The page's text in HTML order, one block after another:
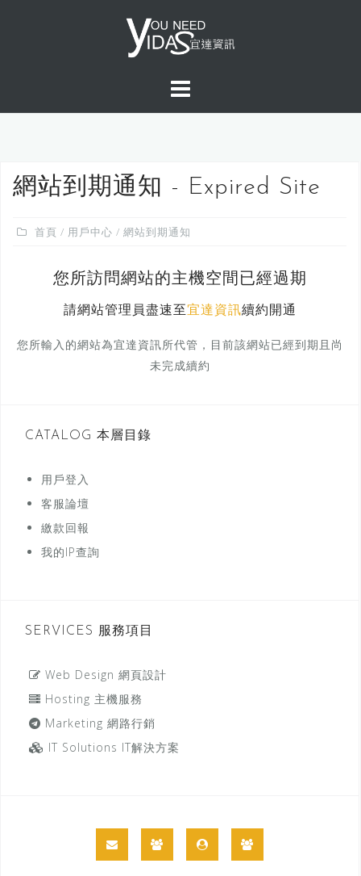
o
網站到期通知 - Expired Site
首頁 / 用戶中心 / 網站到期通知
您所訪問網站的主機空間已經過期
請網站管理員盡速至宜達資訊續約開通
您所輸入的網站為宜達資訊所代管，目前該網站已經到期且尚
未完成續約
CATALOG 本層目錄
用戶登入
客服論壇
繳款回報
我的IP查詢
SERVICES 服務項目
Web Design 網頁設計
Hosting 主機服務
Marketing 網路行銷
IT Solutions IT解決方案